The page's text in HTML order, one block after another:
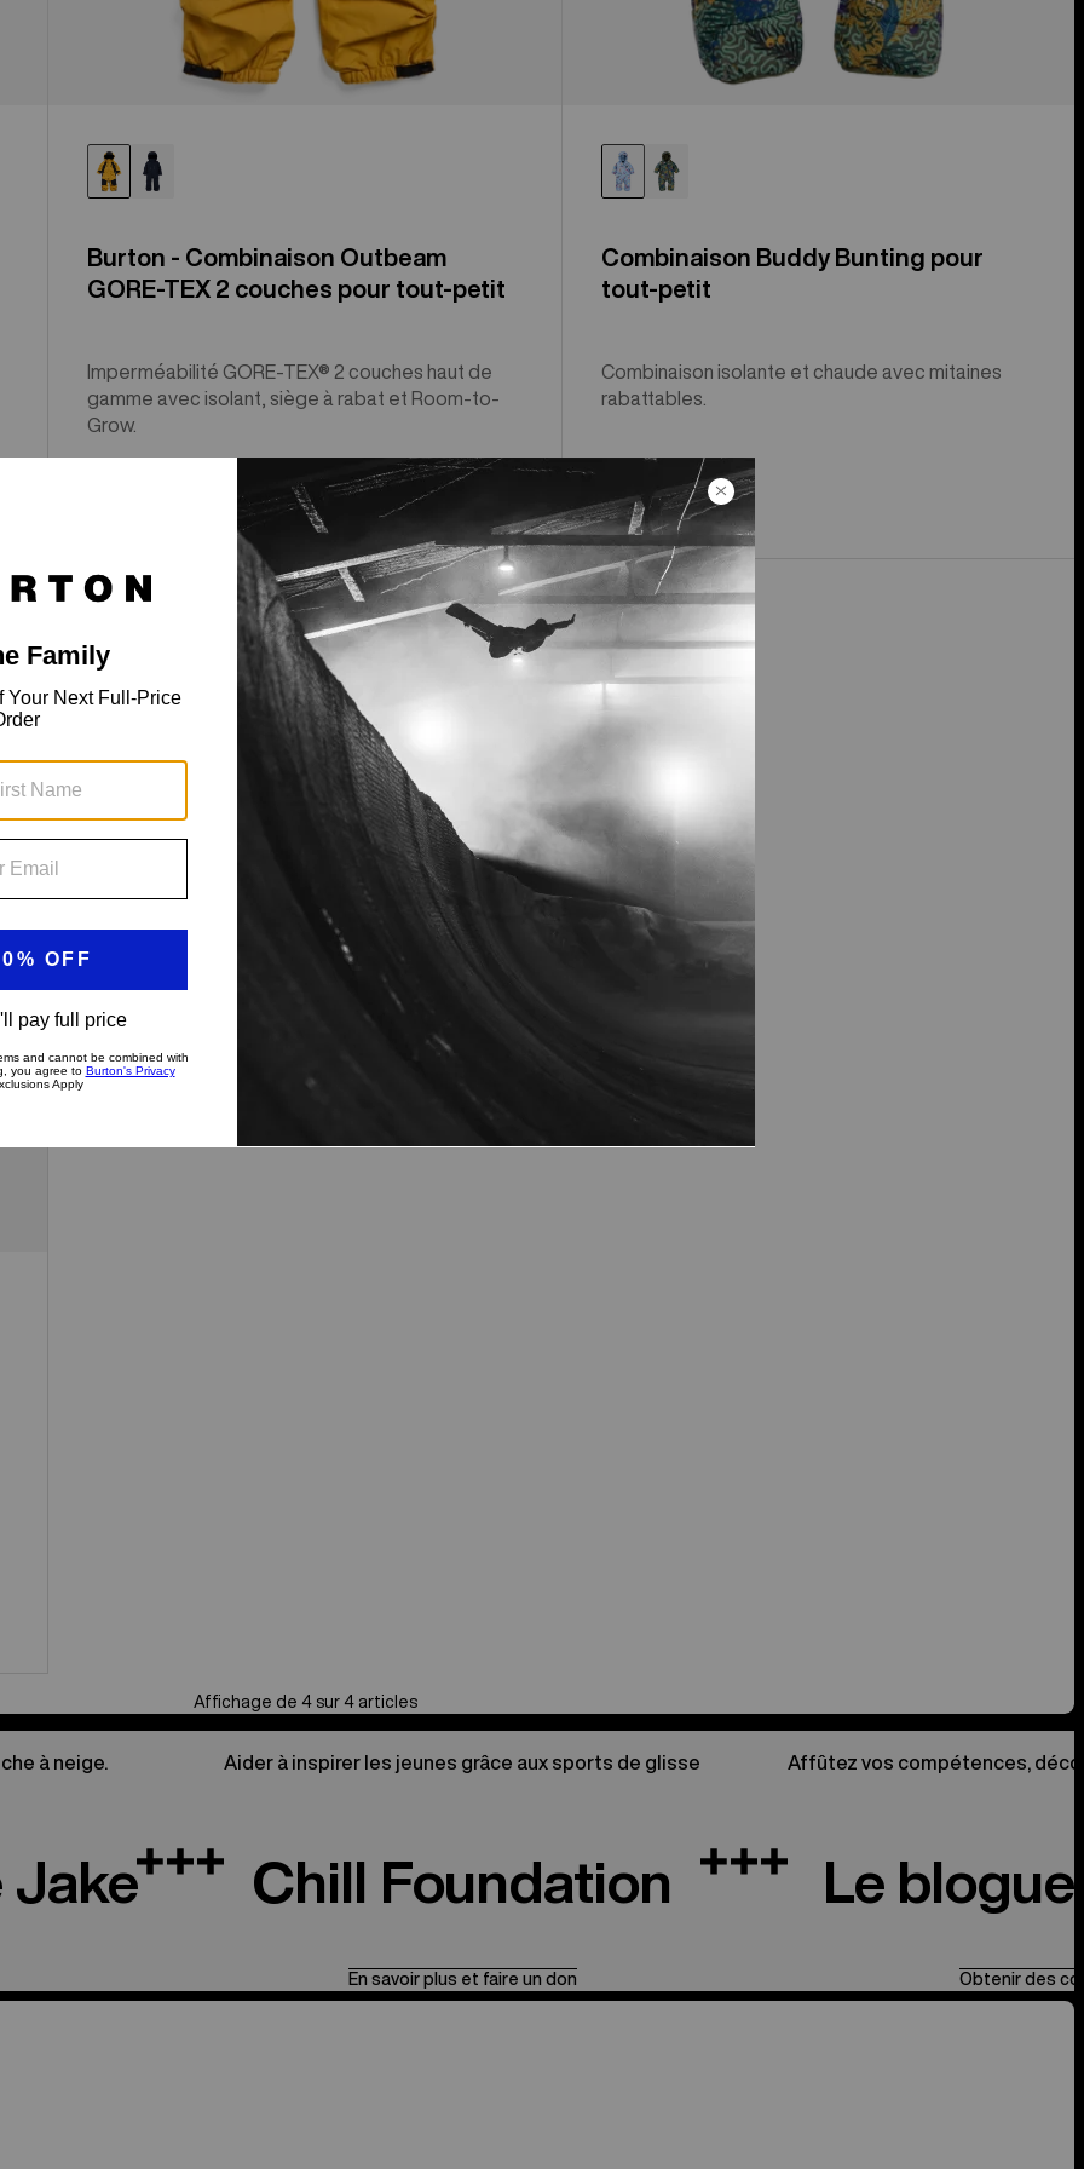
Burton - Combinaison Outbeam
GORE-TEX 2 couches pour tout-petit
Imperméabilité GORE-TEX® 2 couches haut de
gamme avec isolant, siège à rabat et Room-to-
Grow.
Combinaison Buddy Bunting pour
tout-petit
Combinaison isolante et chaude avec mitaines
rabattables.
Affichage de 4 sur 4 articles
à neige.
Jake
Aider à inspirer les jeunes grâce aux sports de glisse
Chill Foundation
En savoir plus et faire un don
Affûtez vos compétences,
Le
Obtenir des